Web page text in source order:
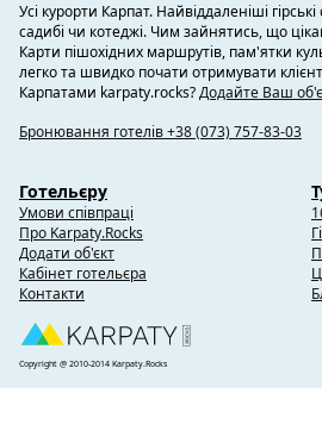
Усі курорти Карпат. Найвіддаленіші
садибі чи котеджі. Чим зайнятись, що
Карти пішохідних маршрутів, пам'ятки
легко та швидко почати отримувати
Карпатами karpaty.rocks?Додайте Ваш
Бронювання готелів +38 (073) 757-83-03
Готельєру
Умови співпраці
Про Karpaty.Rocks
Додати об'єкт
Кабінет готельєра
Контакти
Copyright @ 2010-2014 Karpaty.Rocks